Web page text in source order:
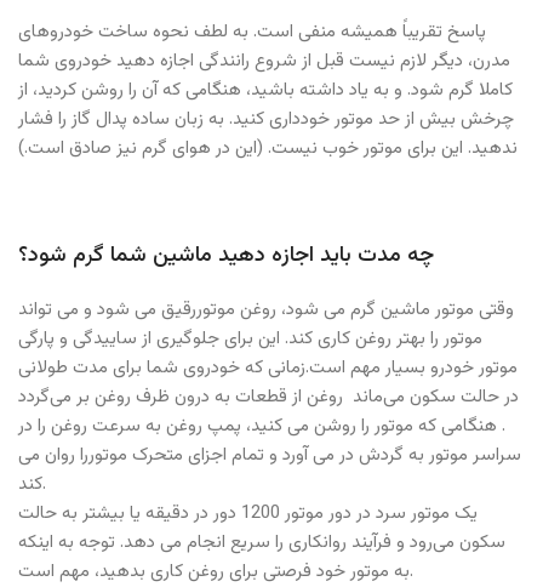
پاسخ تقریباً همیشه منفی است. به لطف نحوه ساخت خودروهای
مدرن، دیگر لازم نیست قبل از شروع رانندگی اجازه دهید خودروی شما
کاملا گرم شود. و به یاد داشته باشید، هنگامی که آن را روشن کردید، از
چرخش بیش از حد موتور خودداری کنید. به زبان ساده پدال گاز را فشار
ندهید. این برای موتور خوب نیست. (این در هوای گرم نیز صادق است.)
چه مدت باید اجازه دهید ماشین شما گرم شود؟
وقتی موتور ماشین گرم می شود، روغن موتوررقیق می شود و می تواند
موتور را بهتر روغن کاری کند. این برای جلوگیری از ساییدگی و پارگی
موتور خودرو بسیار مهم است.زمانی که خودروی شما برای مدت طولانی
در حالت سکون می‌ماند روغن از قطعات به درون ظرف روغن بر می‌گردد
. هنگامی که موتور را روشن می کنید، پمپ روغن به سرعت روغن را در
سراسر موتور به گردش در می آورد و تمام اجزای متحرک موتوررا روان می
کند.
یک موتور سرد در دور موتور 1200 دور در دقیقه یا بیشتر به حالت
سکون می‌رود و فرآیند روانکاری را سریع انجام می دهد. توجه به اینکه
به موتور خود فرصتی برای روغن کاری بدهید، مهم است.